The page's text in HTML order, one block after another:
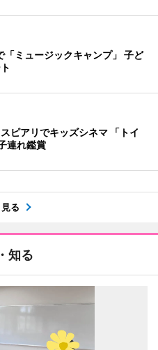
ミュージックキャンプ」 子ど
ピアリでキッズシネマ 「トイ
連れ鑑賞
る
知る